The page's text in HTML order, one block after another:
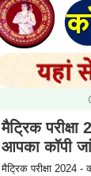
मैट्रिक
आपका कॉपी
मैट्रिक परीक्षा 2024